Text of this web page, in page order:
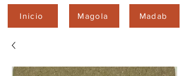
Inicio Magola Madab